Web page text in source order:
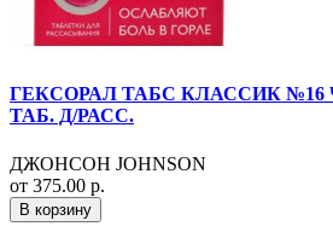
ГЕКСОРАЛ ТАБС КЛАССИК
ТАБ. Д/РАСС.
ДЖОНСОН JOHNSON
от 375.00 р.
В корзину